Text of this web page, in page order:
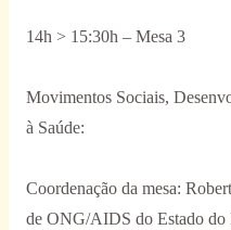
14h > 15:30h – Mesa 3
Movimentos Sociais,
à Saúde:
Coordenação da mesa:
de ONG/AIDS do Estado do